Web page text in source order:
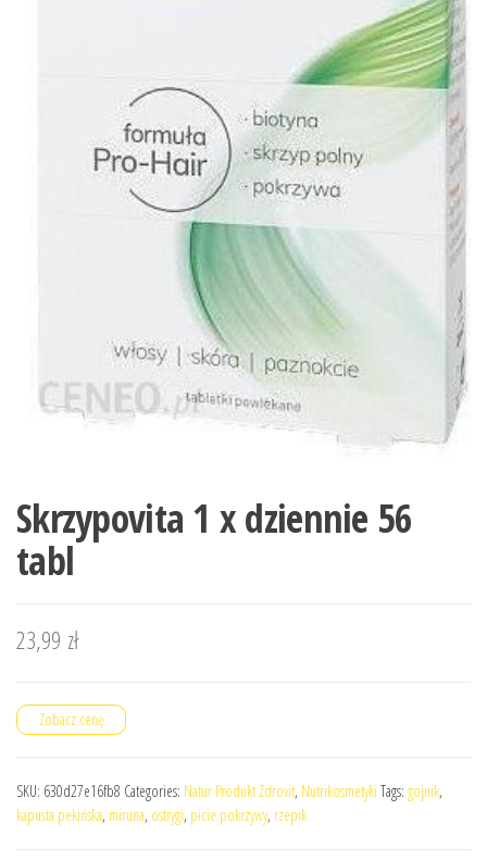
Skrzypovita 1 x dziennie 56
tabl
23,99 zł
Zobacz cenę
SKU: 630d27e16fb8 Categories: Natur Produkt Zdrovit, Nutrikosmetyki Tags: gojnik,
kapusta pekińska, miruna, ostrygi, picie pokrzywy, rzepik